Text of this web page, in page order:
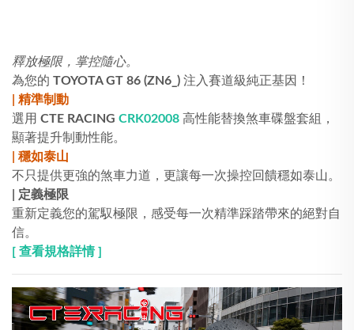
釋放極限，掌控隨心。
為您的 TOYOTA GT 86 (ZN6_) 注入賽道級純正基因！
| 精準制動
選用 CTE RACING CRK02008 高性能替換煞車碟盤套組，
顯著提升制動性能。
| 穩如泰山
不只提供更強的煞車力道，更讓每一次操控回饋穩如泰山。
| 定義極限
重新定義您的駕馭極限，感受每一次精準踩踏帶來的絕對自
信。
[ 查看規格詳情 ]